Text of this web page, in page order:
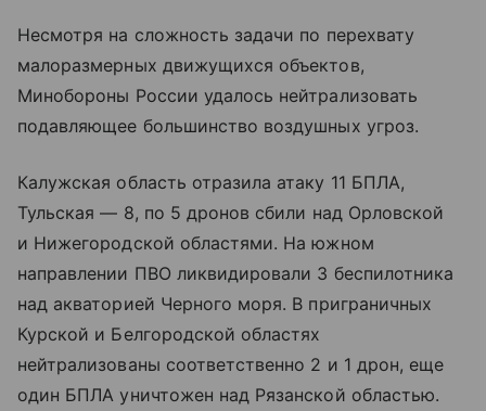
Несмотря на сложность задачи по перехвату
малоразмерных движущихся объектов,
Минобороны России удалось нейтрализовать
подавляющее большинство воздушных угроз.
Калужская область отразила атаку 11 БПЛА,
Тульская — 8, по 5 дронов сбили над Орловской
и Нижегородской областями. На южном
направлении ПВО ликвидировали 3 беспилотника
над акваторией Черного моря. В приграничных
Курской и Белгородской областях
нейтрализованы соответственно 2 и 1 дрон, еще
один БПЛА уничтожен над Рязанской областью.